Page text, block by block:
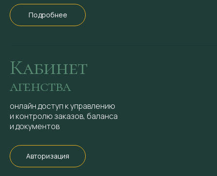
Подробнее
Кабинет
агенства
онлайн доступ к управлению
и контролю заказов, баланса
и документов
Авторизация